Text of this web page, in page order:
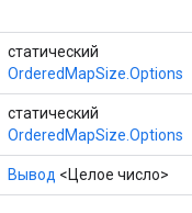
статический
OrderedMapSize.Options
статический
OrderedMapSize.Options
Вывод <Целое число>